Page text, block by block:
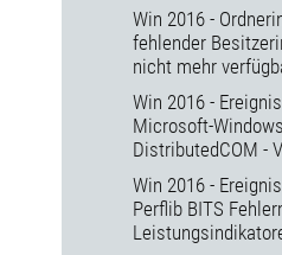
Win 2016 -
fehlender
nicht mehr
Win 2016 -
Microsoft-
DistributedCOM -
Win 2016 -
Perflib BITS